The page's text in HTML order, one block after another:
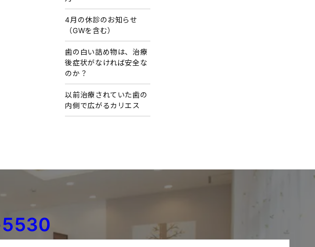
4月の休診のお知らせ
（GWを含む）
歯の白い詰め物は、治療
後症状がなければ安全な
のか？
以前治療されていた歯の
内側で広がるカリエス